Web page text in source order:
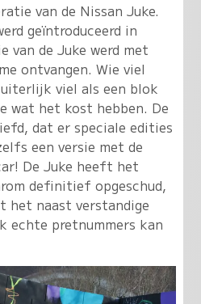
van de Nissan Juke.
geïntroduceerd in
van de Juke werd met
ontvangen. Wie viel
viel als een blok
wat het kost hebben. De
dat er speciale edities
een versie met de
De Juke heeft het
definitief opgeschud,
het naast verstandige
echte pretnummers kan